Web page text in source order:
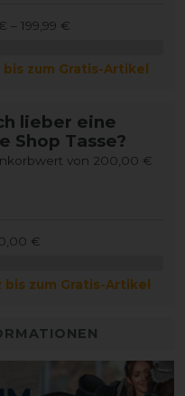
199,99 €
zum Gratis-Artikel
lieber eine
Shop Tasse?
von 200,00 €
€
zum Gratis-Artikel